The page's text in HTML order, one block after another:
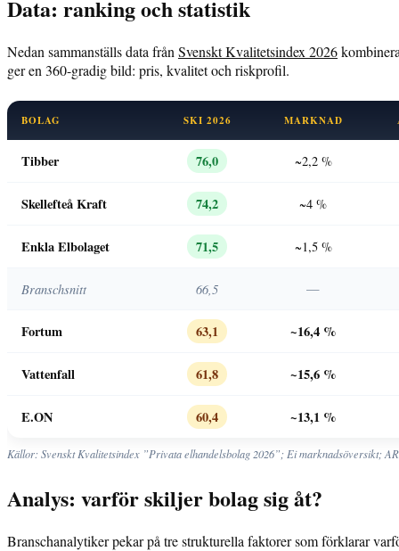
Data: ranking och statistik
Nedan sammanställs data från Svenskt Kvalitetsindex 2026
ger en 360-gradig bild: pris, kvalitet och riskprofil.
BOLAG SKI 2026 MARKNAD
Tibber 76,0 ~2,2 %
Skellefteå Kraft 74,2 ~4 %
Enkla Elbolaget 71,5 ~1,5 %
Branschsnitt 66,5 —
Fortum 63,1 ~16,4 %
Vattenfall 61,8 ~15,6 %
E.ON 60,4 ~13,1 %
Källor: Svenskt Kvalitetsindex ”Privata elhandelsbolag 2026”; Ei marknadsöversikt;
Analys: varför skiljer bolag sig åt?
Branschanalytiker pekar på tre strukturella faktorer som förklarar